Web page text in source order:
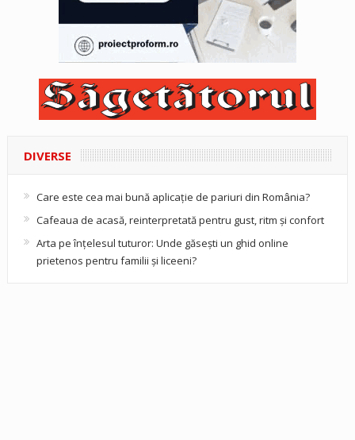
DIVERSE
Care este cea mai bună aplicație de pariuri din România?
Cafeaua de acasă, reinterpretată pentru gust, ritm și confort
Arta pe înțelesul tuturor: Unde găsești un ghid online
prietenos pentru familii și liceeni?